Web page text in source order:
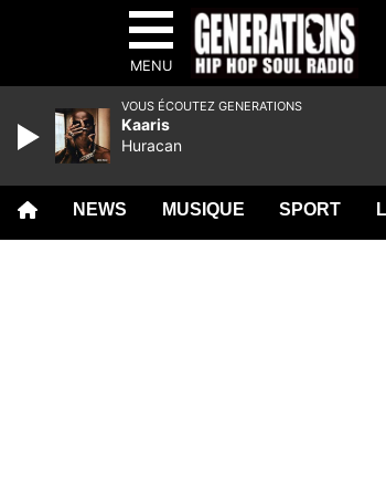
MENU
NEWS MUSIQUE SPORT
VOUS ÉCOUTEZ GENERATIONS
Kaaris
Huracan